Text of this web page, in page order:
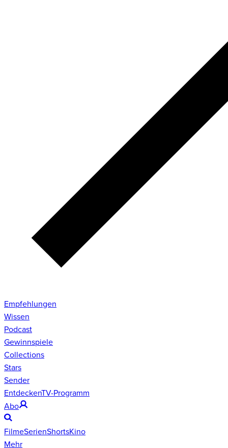
Empfehlungen
Wissen
Podcast
Gewinnspiele
Collections
Stars
Sender
EntdeckenTV-Programm
Abo
FilmeSerienShortsKino
Mehr